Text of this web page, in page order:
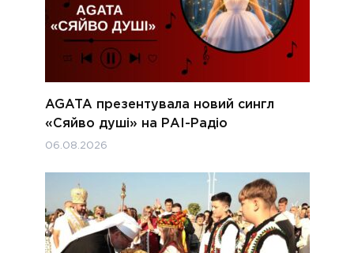
AGATA презентувала новий сингл
«Сяйво душі» на РАІ-Радіо
06.08.2026